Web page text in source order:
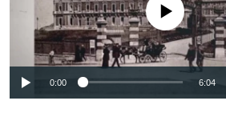
No media source
0:00 6:04